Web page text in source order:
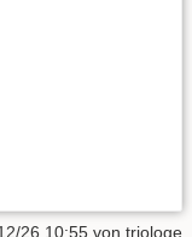
26 10:55 von triologe